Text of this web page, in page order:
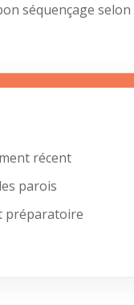
séquençage selon
récent
parois
préparatoire